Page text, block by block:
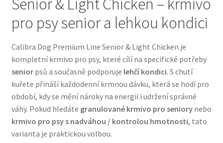
Bozita pro psy — Švédské krmivo s nordickou kvalitou
Brit pro psy
Granule pro psy
Natural Trainer pro psy — Italské krmivo s
přírodními složkami
pro psy senior a lehkou kondici
Calibra Dog Premium Line Senior & Light Chicken je
kompletní krmivo pro psy, které cílí na specifické potřeby
seniorpsů a současně podporuje lehčí kondici. S chutí
kuřete přináší každodenní krmnou dávku, která se hodí pro
období, kdy se mění nároky na energii i udržení správné
váhy. Pokud hledáte granulované krmivo pro seniorynebo
krmivo pro psy s nadváhou / kontrolou hmotnosti, tato
varianta je praktickou volbou.